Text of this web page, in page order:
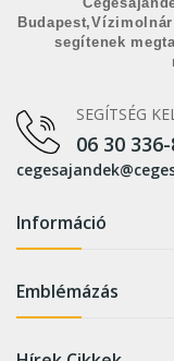
segítenek
SEGÍTSÉG
06 30
Információ
Emblémázás